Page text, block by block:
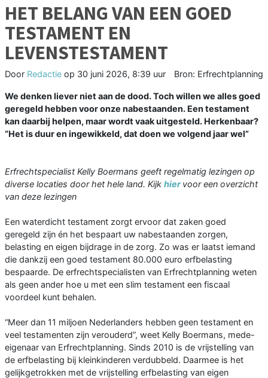
HET BELANG VAN EEN GOED
TESTAMENT EN
LEVENSTESTAMENT
Door Redactie op 30 juni 2026, 8:39 uur Bron: Erfrechtplanning
We denken liever niet aan de dood. Toch willen we alles goed
geregeld hebben voor onze nabestaanden. Een testament
kan daarbij helpen, maar wordt vaak uitgesteld. Herkenbaar?
“Het is duur en ingewikkeld, dat doen we volgend jaar wel”
Erfrechtspecialist Kelly Boermans geeft regelmatig lezingen op
diverse locaties door het hele land. Kijk hier voor een overzicht
van deze lezingen
Een waterdicht testament zorgt ervoor dat zaken goed
geregeld zijn én het bespaart uw nabestaanden zorgen,
belasting en ei­gen bijdrage in de zorg. Zo was er laatst iemand
die dankzij een goed testament 80.000 euro erfbelasting
bespaarde. De erf­rechtspecialisten van Erfrechtplanning we­ten
als geen ander hoe u met een slim tes­tament een fiscaal
voordeel kunt behalen.
“Meer dan 11 miljoen Nederlanders heb­ben geen testament en
veel testamenten zijn verouderd”, weet Kelly Boermans, me­de-
eigenaar van Erfrechtplanning. Sinds 2010 is de vrijstelling van
de erfbelasting bij kleinkinderen verdubbeld. Daarmee is het
gelijkgetrokken met de vrijstelling erfbelasting van eigen